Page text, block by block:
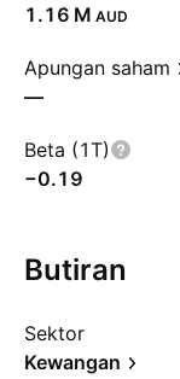
‪1.16 M‬ AUD
Apungan saham
—
Beta (1T)
−0.19
Butiran
Sektor
Kewangan